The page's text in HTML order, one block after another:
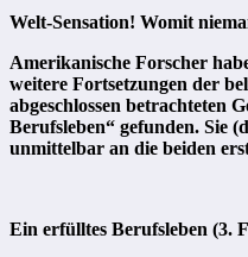
Welt-Sensation! Womit
Amerikanische Forscher
weitere Fortsetzungen der
abgeschlossen betrachteten
Berufsleben“ gefunden. Sie
unmittelbar an die beiden
Ein erfülltes Berufsleben (3.